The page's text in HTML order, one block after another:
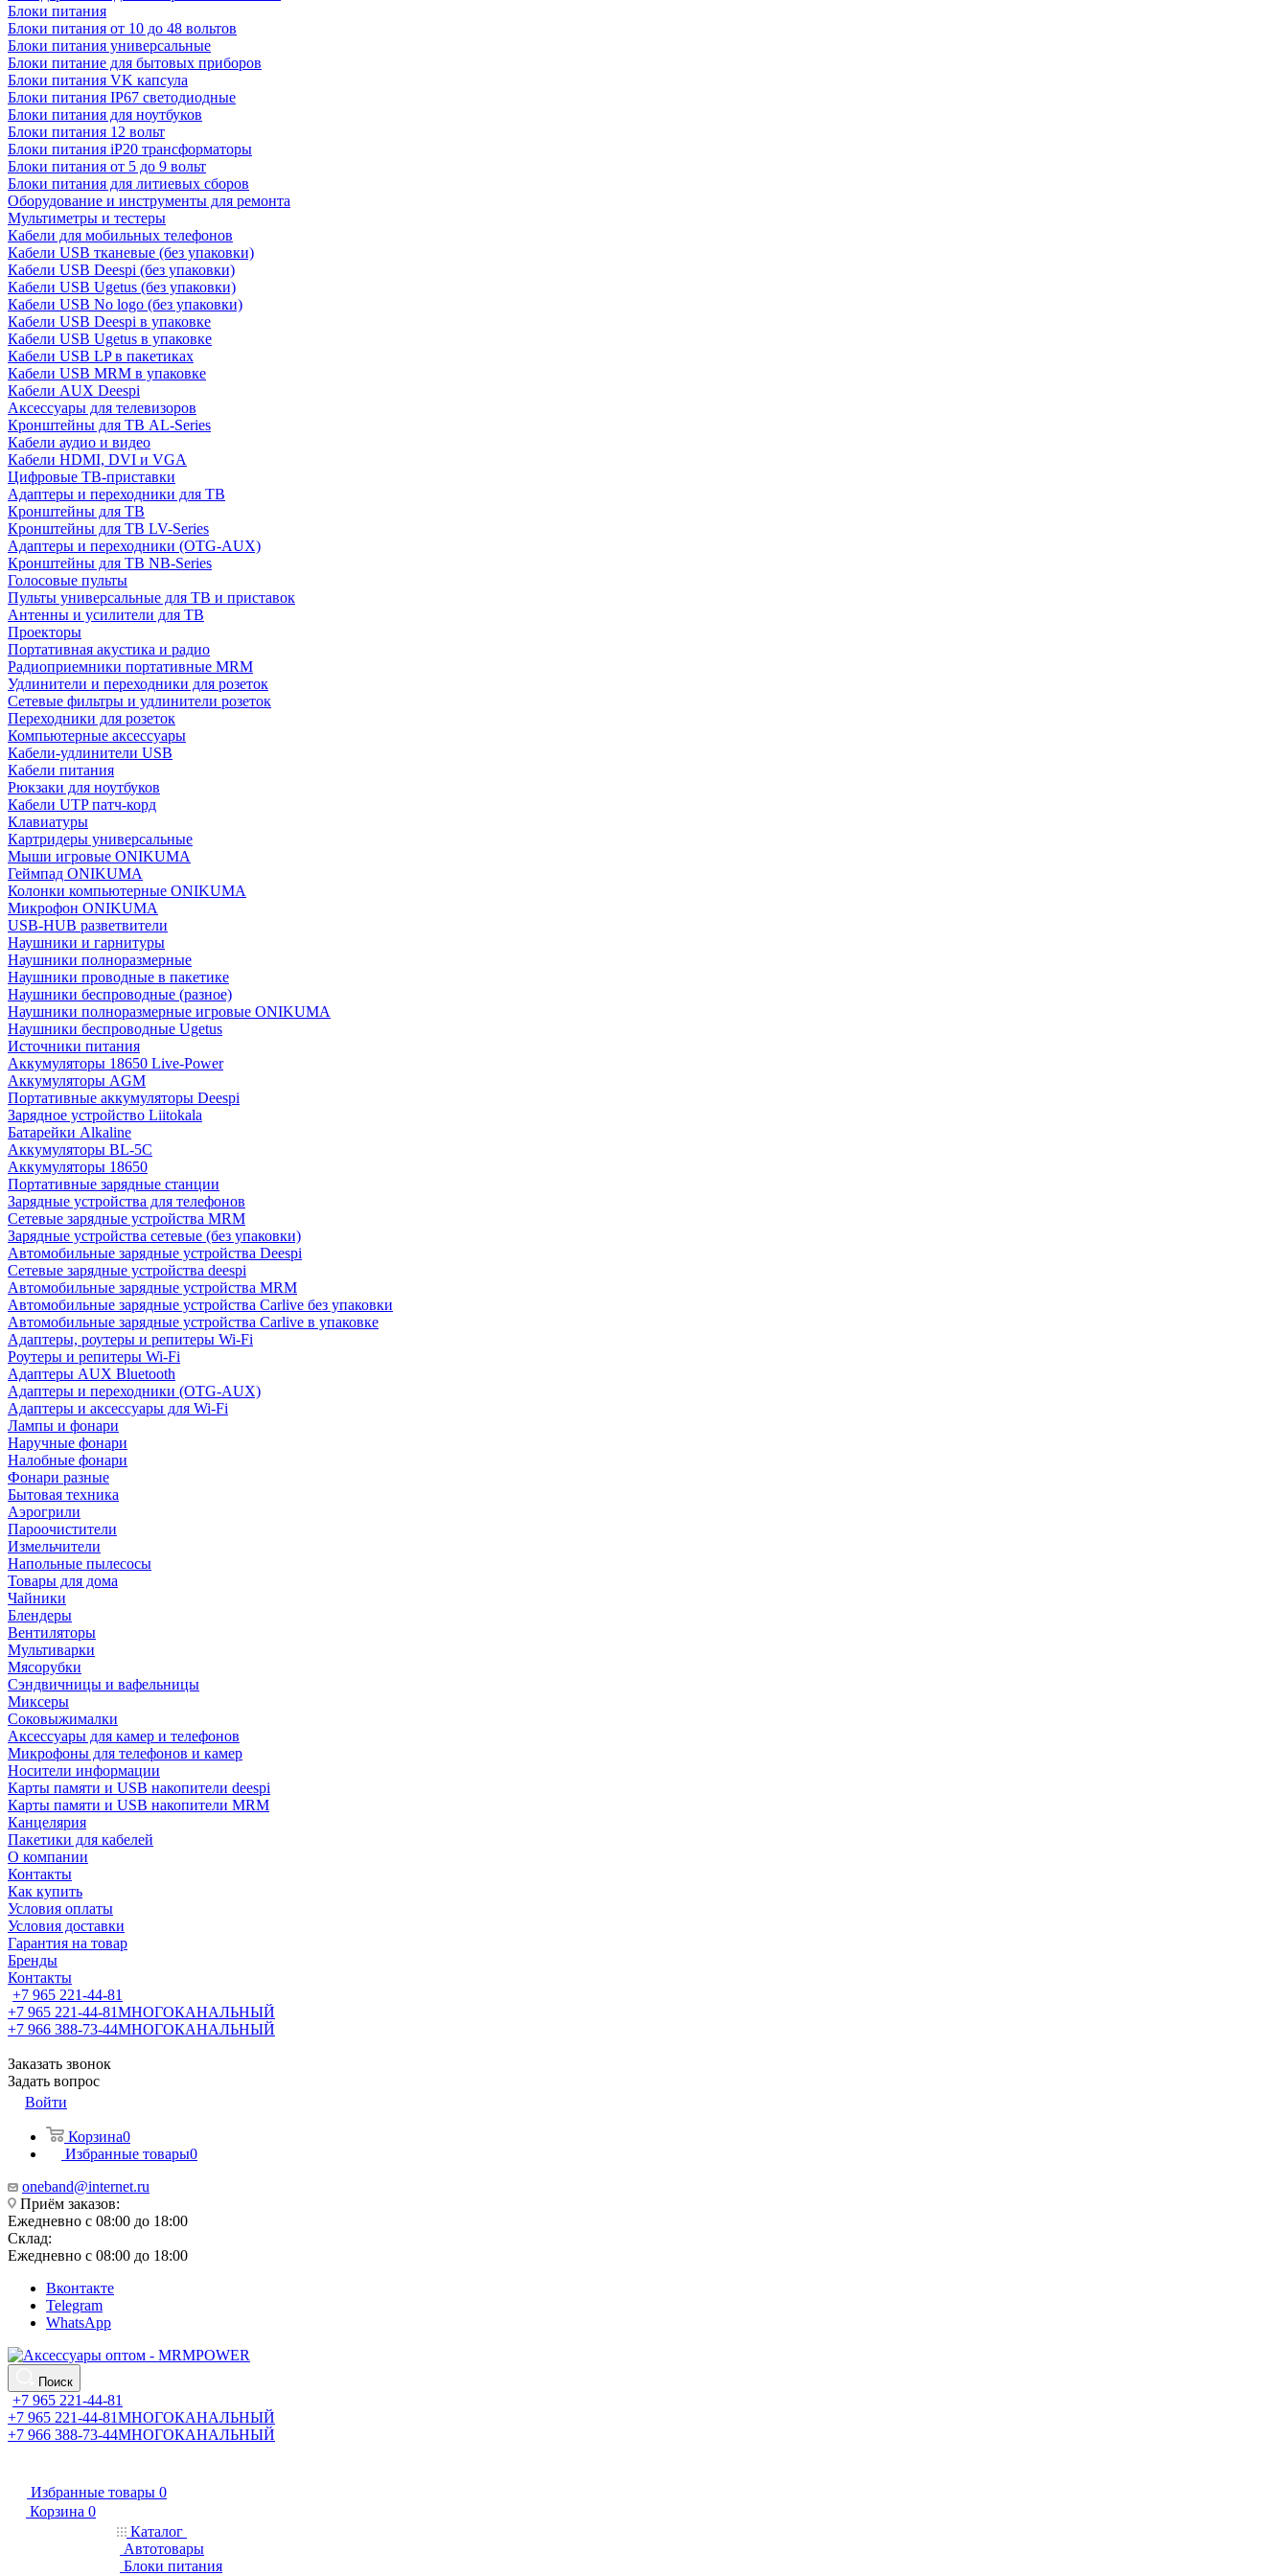
Блоки питания
Блоки питания от 10 до 48 вольтов
Блоки питания универсальные
Блоки питание для бытовых приборов
Блоки питания VK капсула
Блоки питания IP67 светодиодные
Блоки питания для ноутбуков
Блоки питания 12 вольт
Блоки питания iP20 трансформаторы
Блоки питания от 5 до 9 вольт
Блоки питания для литиевых сборов
Оборудование и инструменты для ремонта
Мультиметры и тестеры
Кабели для мобильных телефонов
Кабели USB тканевые (без упаковки)
Кабели USB Deespi (без упаковки)
Кабели USB Ugetus (без упаковки)
Кабели USB No logo (без упаковки)
Кабели USB Deespi в упаковке
Кабели USB Ugetus в упаковке
Кабели USB LP в пакетиках
Кабели USB MRM в упаковке
Кабели AUX Deespi
Аксессуары для телевизоров
Кронштейны для ТВ AL-Series
Кабели аудио и видео
Кабели HDMI, DVI и VGA
Цифровые ТВ-приставки
Адаптеры и переходники для ТВ
Кронштейны для ТВ
Кронштейны для ТВ LV-Series
Адаптеры и переходники (OTG-AUX)
Кронштейны для ТВ NB-Series
Голосовые пульты
Пульты универсальные для ТВ и приставок
Антенны и усилители для ТВ
Проекторы
Портативная акустика и радио
Радиоприемники портативные MRM
Удлинители и переходники для розеток
Сетевые фильтры и удлинители розеток
Переходники для розеток
Компьютерные аксессуары
Кабели-удлинители USB
Кабели питания
Рюкзаки для ноутбуков
Кабели UTP патч-корд
Клавиатуры
Картридеры универсальные
Мыши игровые ONIKUMA
Геймпад ONIKUMA
Колонки компьютерные ONIKUMA
Микрофон ONIKUMA
USB-HUB разветвители
Наушники и гарнитуры
Наушники полноразмерные
Наушники проводные в пакетике
Наушники беспроводные (разное)
Наушники полноразмерные игровые ONIKUMA
Наушники беспроводные Ugetus
Источники питания
Аккумуляторы 18650 Live-Power
Аккумуляторы АGM
Портативные аккумуляторы Deespi
Зарядное устройство Liitokala
Батарейки Alkaline
Аккумуляторы BL-5C
Аккумуляторы 18650
Портативные зарядные станции
Зарядные устройства для телефонов
Сетевые зарядные устройства MRM
Зарядные устройства сетевые (без упаковки)
Автомобильные зарядные устройства Deespi
Сетевые зарядные устройства deespi
Автомобильные зарядные устройства MRM
Автомобильные зарядные устройства Carlive без упаковки
Автомобильные зарядные устройства Carlive в упаковке
Адаптеры, роутеры и репитеры Wi-Fi
Роутеры и репитеры Wi-Fi
Адаптеры AUX Bluetooth
Адаптеры и переходники (OTG-AUX)
Адаптеры и аксессуары для Wi-Fi
Лампы и фонари
Наручные фонари
Налобные фонари
Фонари разные
Бытовая техника
Аэрогрили
Пароочистители
Измельчители
Напольные пылесосы
Товары для дома
Чайники
Блендеры
Вентиляторы
Мультиварки
Мясорубки
Сэндвичницы и вафельницы
Миксеры
Соковыжималки
Аксессуары для камер и телефонов
Микрофоны для телефонов и камер
Носители информации
Карты памяти и USB накопители deespi
Карты памяти и USB накопители MRM
Канцелярия
Пакетики для кабелей
О компании
Контакты
Как купить
Условия оплаты
Условия доставки
Гарантия на товар
Бренды
Контакты
+7 965 221-44-81
+7 965 221-44-81МНОГОКАНАЛЬНЫЙ
+7 966 388-73-44МНОГОКАНАЛЬНЫЙ
Заказать звонок
Задать вопрос
Войти
Корзина0
Избранные товары0
oneband@internet.ru
Приём заказов:
Ежедневно с 08:00 до 18:00
Склад:
Ежедневно с 08:00 до 18:00
Вконтакте
Telegram
WhatsApp
Поиск
+7 965 221-44-81
+7 965 221-44-81МНОГОКАНАЛЬНЫЙ
+7 966 388-73-44МНОГОКАНАЛЬНЫЙ
Избранные товары 0
Корзина 0
Каталог
Автотовары
Блоки питания